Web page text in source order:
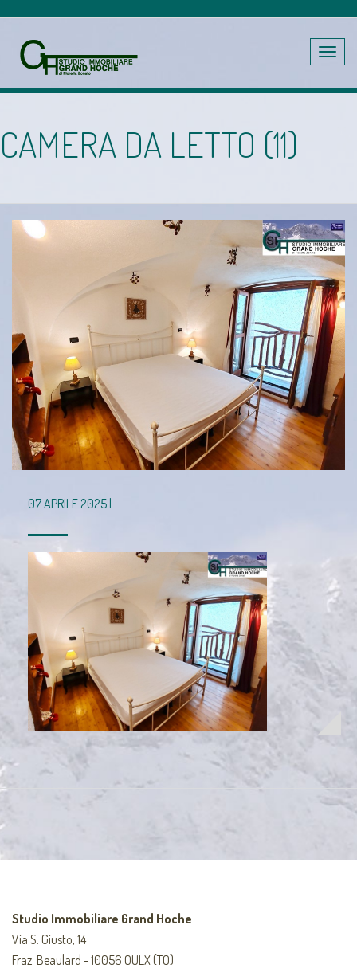
Toggle
CAMERA DA LETTO (11)
07 APRILE 2025 |
Studio Immobiliare Grand Hoche
Via S. Giusto, 14
Fraz. Beaulard - 10056 OULX (TO)